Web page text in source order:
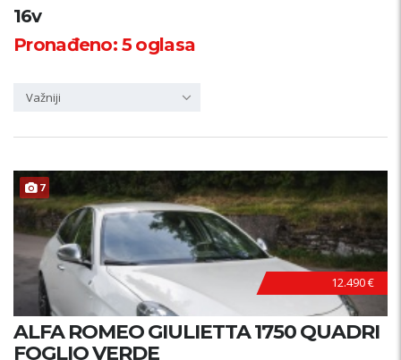
Županija
16v
Pronađeno:5oglasa
Važniji
7
12.490 €
ALFA ROMEO GIULIETTA 1750 QUADRI
FOGLIO VERDE